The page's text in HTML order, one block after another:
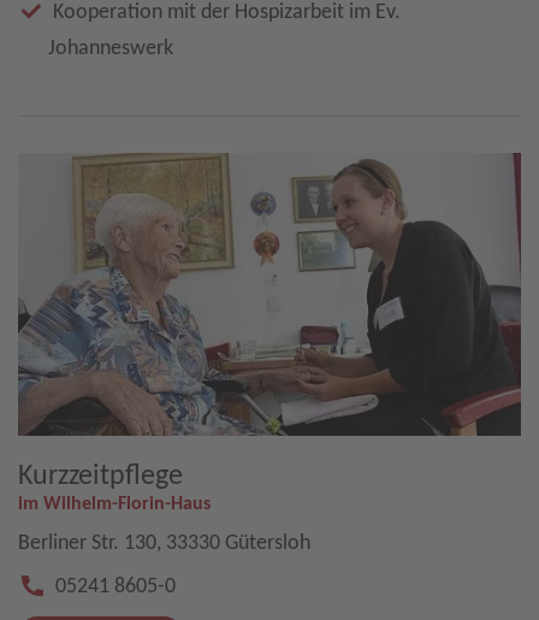
Kooperation mit der Hospizarbeit im Ev.
Johanneswerk
Kurzzeitpflege
im Wilhelm-Florin-Haus
Berliner Str. 130, 33330 Gütersloh
05241 8605-0